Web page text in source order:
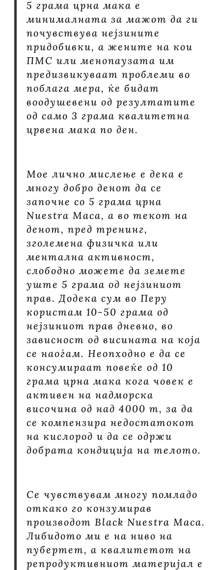
5 грама црна мака е
минималната за мажот да ги
почувствува нејзините
придобивки, а жените на кои
ПМС или менопаузата им
предизвикуваат проблеми во
поблага мера, ќе бидат
воодушевени од резултатите
од само 3 грама квалитетна
црвена мака по ден.
Мое лично мислење е дека е
многу добро денот да се
започне со 5 грама црна
Nuestra Maca, а во текот на
денот, пред тренинг,
зголемена физичка или
ментална активност,
слободно можете да земете
уште 5 грама од нејзиниот
прав. Додека сум во Перу
користам 10-50 грама од
нејзиниот прав дневно, во
зависност од висината на која
се наоѓам. Неопходно е да се
консумираат повеќе од 10
грама црна мака кога човек е
активен на надморска
височина од над 4000 m, за да
се компензира недостатокот
на кислород и да се одржи
добрата кондиција на телото.
Се чувствувам многу помладо
откако го конзумирав
производот Black Nuestra Maca.
Либидото ми е на ниво на
пубертет, а квалитетот на
репродуктивниот материјал е